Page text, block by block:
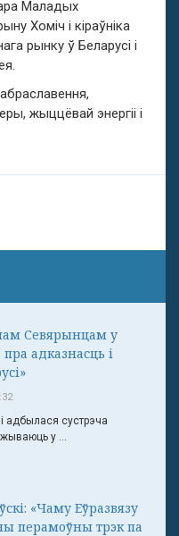
Маладых
Хоміч і кіраўніка
рынку ў Беларусі і
жыццёвай энергіі і
Севярынцам у
адказнасць і
адбылася сустрэча
у ...
«Чаму Еўразвязу
перамоўны трэк па